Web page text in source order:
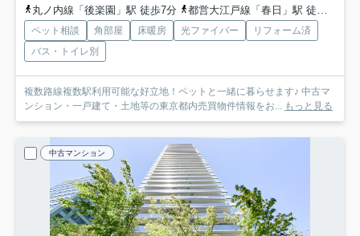
丸ノ内線「後楽園」駅 徒歩7分
都営大江戸線「春日」駅 徒歩9分
ペット相談 角部屋 床暖房 光ファイバー
リフォーム済
バス・トイレ別
複数路線複数駅利用可能な好立地！ペットと一緒に暮らせます♪ 中古マ
ンション・一戸建て・土地等の東京都内売買物件情報をお... もっと見る
中古マンション